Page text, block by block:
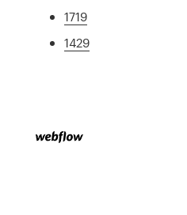
1719
1429